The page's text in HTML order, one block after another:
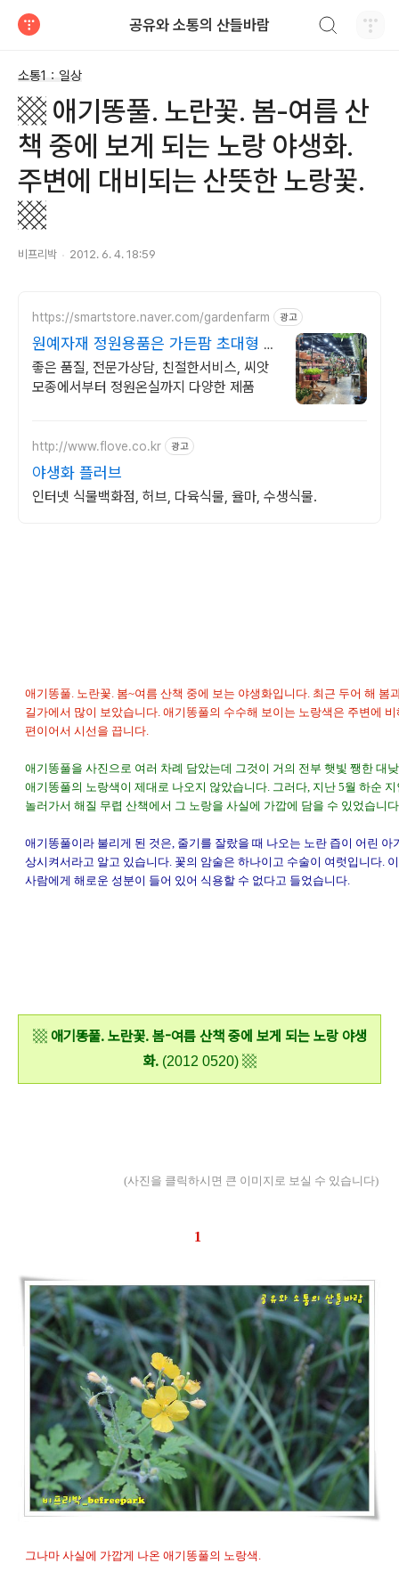
공유와 소통의 산들바람
소통1：일상
▩ 애기똥풀. 노란꽃. 봄-여름 산
책 중에 보게 되는 노랑 야생화.
주변에 대비되는 산뜻한 노랑꽃.
▩
비프리박 2012. 6. 4. 18:59
https://smartstore.naver.com/gardenfarm 광고
원예자재 정원용품은 가든팜 초대형 가
든센터
좋은 품질, 전문가상담, 친절한서비스, 씨앗
모종에서부터 정원온실까지 다양한 제품
http://www.flove.co.kr 광고
야생화 플러브
인터넷 식물백화점, 허브, 다육식물, 율마, 수생식물.
애기똥풀. 노란꽃. 봄~여름 산책 중에 보는 야생화입니다. 최근 두어 해 봄
길가에서 많이 보았습니다. 애기똥풀의 수수해 보이는 노랑색은 주변에
편이어서 시선을 끕니다.
애기똥풀을 사진으로 여러 차례 담았는데 그것이 거의 전부 햇빛 쨍한 대
애기똥풀의 노랑색이 제대로 나오지 않았습니다. 그러다, 지난 5월 하순
놀러가서 해질 무렵 산책에서 그 노랑을 사실에 가깝에 담을 수 있었습니
애기똥풀이라 불리게 된 것은, 줄기를 잘랐을 때 나오는 노란 즙이 어린 아
상시켜서라고 알고 있습니다. 꽃의 암술은 하나이고 수술이 여럿입니다.
사람에게 해로운 성분이 들어 있어 식용할 수 없다고 들었습니다.
▩ 애기똥풀. 노란꽃. 봄-여름 산책 중에 보게 되는 노랑 야생
화. (2012 0520) ▩
(사진을 클릭하시면 큰 이미지로 보실 수 있습니다)
1
그나마 사실에 가깝게 나온 애기똥풀의 노랑색.